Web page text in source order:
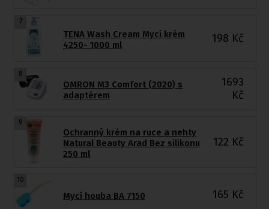
7
TENA Wash Cream Mycí krém
4250- 1000 ml
198 Kč
8
OMRON M3 Comfort (2020) s
adaptérem
1693
Kč
9
Ochranný krém na ruce a nehty
Natural Beauty Arad Bez silikonu
250 ml
122 Kč
10
Mycí houba BA 7150 165 Kč